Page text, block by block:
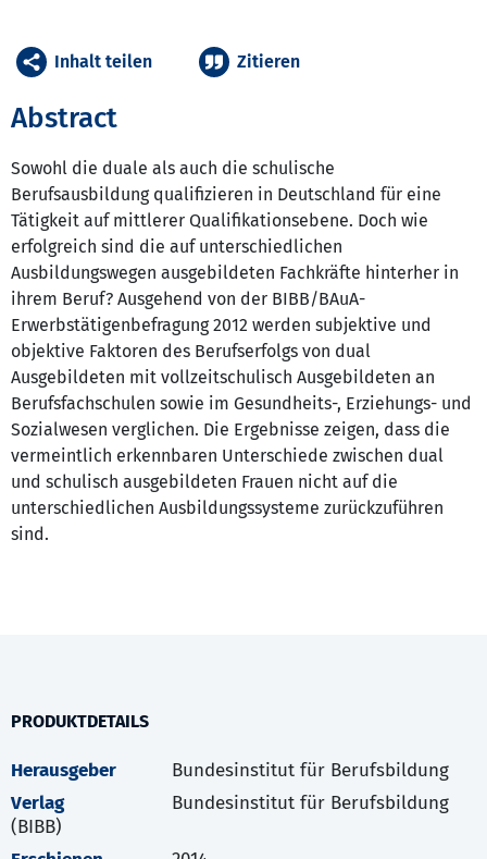
Abstract
Sowohl die duale als auch die schulische
Berufsausbildung qualifizieren in Deutschland für eine
Tätigkeit auf mittlerer Qualifikationsebene. Doch wie
erfolgreich sind die auf unterschiedlichen
Ausbildungswegen ausgebildeten Fachkräfte hinterher in
ihrem Beruf? Ausgehend von der BIBB/BAuA-
Erwerbstätigenbefragung 2012 werden subjektive und
objektive Faktoren des Berufserfolgs von dual
Ausgebildeten mit vollzeitschulisch Ausgebildeten an
Berufsfachschulen sowie im Gesundheits-, Erziehungs- und
Sozialwesen verglichen. Die Ergebnisse zeigen, dass die
vermeintlich erkennbaren Unterschiede zwischen dual
und schulisch ausgebildeten Frauen nicht auf die
unterschiedlichen Ausbildungssysteme zurückzuführen
sind.
Inhalt teilen Zitieren
PRODUKTDETAILS
Herausgeber
Bundesinstitut für Berufsbildung
Verlag
Bundesinstitut für Berufsbildung
(BIBB)